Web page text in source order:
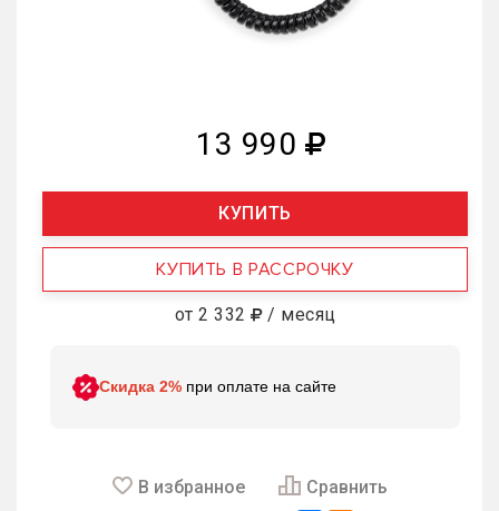
13 990
КУПИТЬ
КУПИТЬ В РАССРОЧКУ
от 2 332 / месяц
Скидка 2% при оплате на сайте
В избранное
Сравнить